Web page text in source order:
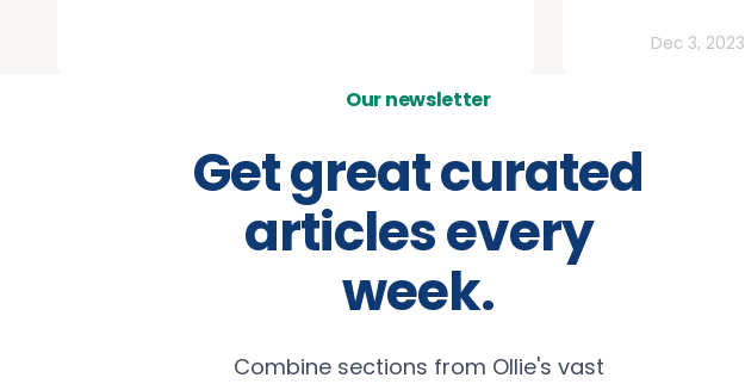
Dec 3, 2023
Our newsletter
Get great curated
articles every
week.
Combine sections from Ollie's vast